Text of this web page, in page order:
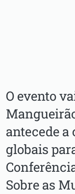
O evento
antecede a
globais
Sobre as